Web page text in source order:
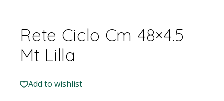
Rete Ciclo Cm 48×4.5
Mt Lilla
Add to wishlist